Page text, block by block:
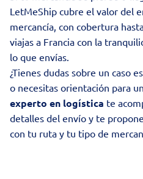
LetMeShip cubre el valor del
mercancía, con cobertura
viajas a Francia con la
lo que envías.
¿Tienes dudas sobre un caso
o necesitas orientación para
experto en logística te
detalles del envío y te
con tu ruta y tu tipo de